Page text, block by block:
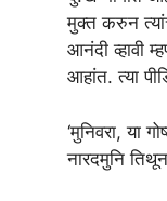
मुक्त करुन
आनंदी व्हावी
आहांत. त्या
‘मुनिवरा, या
नारदमुनि